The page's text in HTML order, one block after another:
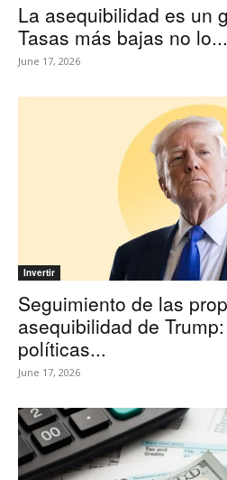
La asequibilidad es un
Tasas más bajas no lo...
June 17, 2026
Invertir
Seguimiento de las
asequibilidad de
políticas...
June 17, 2026